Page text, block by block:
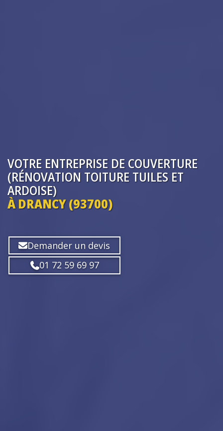
VOTRE ENTREPRISE DE COUVERTURE
(RÉNOVATION TOITURE TUILES ET
ARDOISE)
À DRANCY (93700)
Demander un devis
01 72 59 69 97